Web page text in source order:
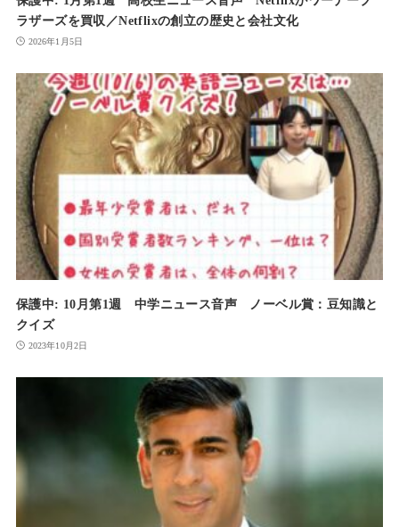
ラザーズを買収／Netflixの創立の歴史と会社文化
2026年1月5日
保護中: 10月第1週 中学ニュース音声 ノーベル賞：豆知識と
クイズ
2023年10月2日